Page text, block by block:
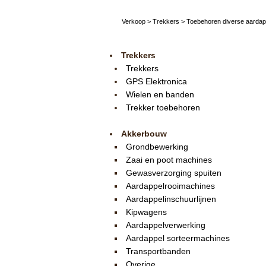
Verkoop> Trekkers > Toebehoren diverse
Trekkers
Trekkers
GPS Elektronica
Wielen en banden
Trekker toebehoren
Akkerbouw
Grondbewerking
Zaai en poot machines
Gewasverzorging spuiten
Aardappelrooimachines
Aardappelinschuurlijnen
Kipwagens
Aardappelverwerking
Aardappel sorteermachines
Transportbanden